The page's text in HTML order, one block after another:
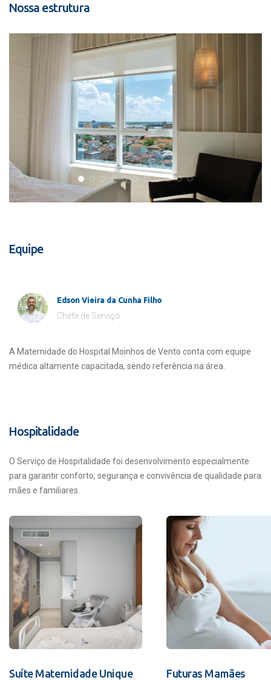
Nossa estrutura
Equipe
Edson Vieira da Cunha Filho
Chefe de Serviço
A Maternidade do Hospital Moinhos de Vento conta com equipe
médica altamente capacitada, sendo referência na área.
Hospitalidade
O Serviço de Hospitalidade foi desenvolvimento especialmente
para garantir conforto, segurança e convivência de qualidade para
mães e familiares.
Suíte Maternidade Unique Futuras Mamães